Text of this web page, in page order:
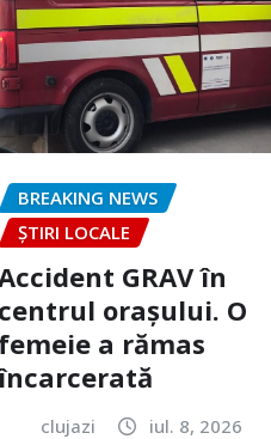
BREAKING NEWS
ȘTIRI LOCALE
GRAV în
centrul orașului. O
femeie a rămas
clujazi iul. 8, 2026